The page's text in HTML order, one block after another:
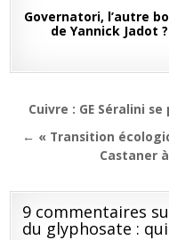
Governatori, l’autre
de Yannick Jadot ?
Navigation
de
l’article
Cuivre : GE Séralini
← « Transition
Castaner
9 commentaires
du glyphosate :